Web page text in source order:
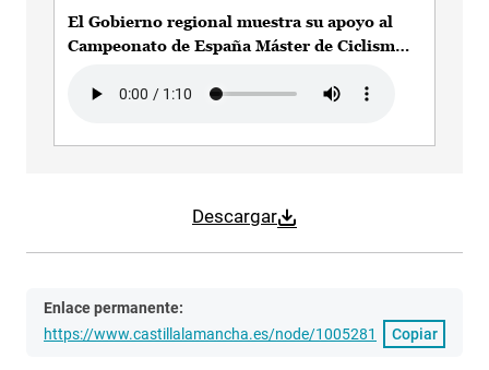
Descargar
El Gobierno regional muestra su apoyo al
Campeonato de España Máster de Ciclismo
la Reina (Toledo)
Enlace permanente:
https://www.castillalamancha.es/node/1005281
Copiar